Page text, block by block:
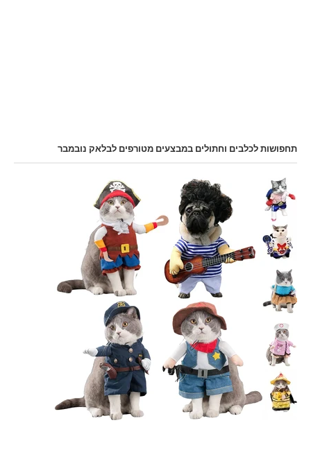
תחפושות לכלבים וחתולים במבצעים מטורפים לבלאק נובמבר